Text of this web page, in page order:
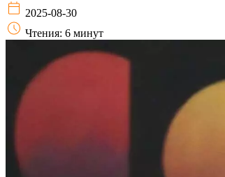
2025-08-30
Чтения: 6 минут